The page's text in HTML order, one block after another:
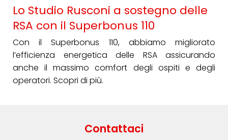
Lo Studio Rusconi a sostegno delle
RSA con il Superbonus 110
Con il Superbonus 110, abbiamo migliorato
l’efficienza energetica delle RSA assicurando
anche il massimo comfort degli ospiti e degli
operatori. Scopri di più.
Contattaci